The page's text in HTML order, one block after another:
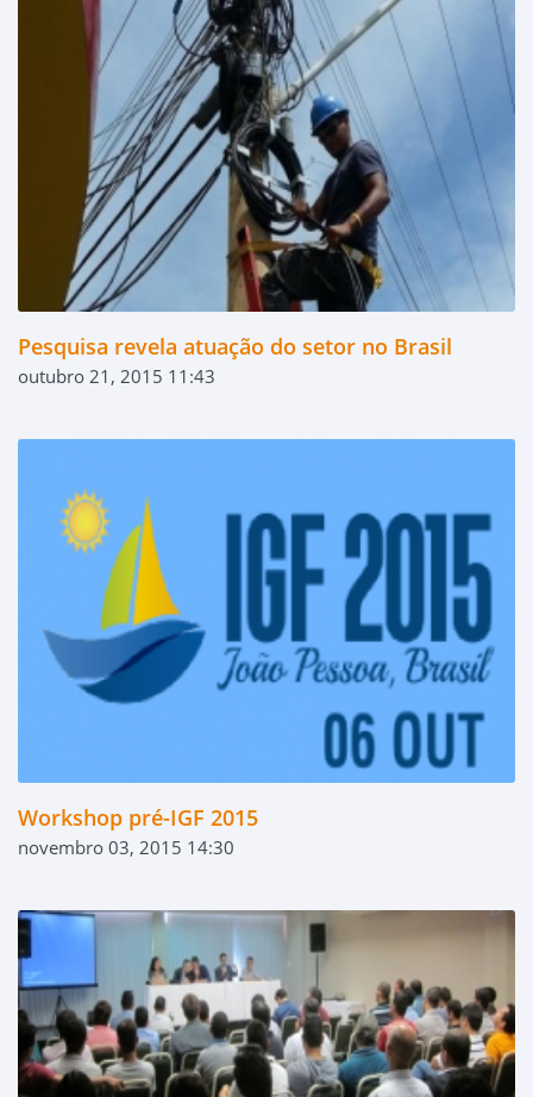
Pesquisa revela atuação do setor no Brasil
outubro 21, 2015 11:43
Workshop pré-IGF 2015
novembro 03, 2015 14:30